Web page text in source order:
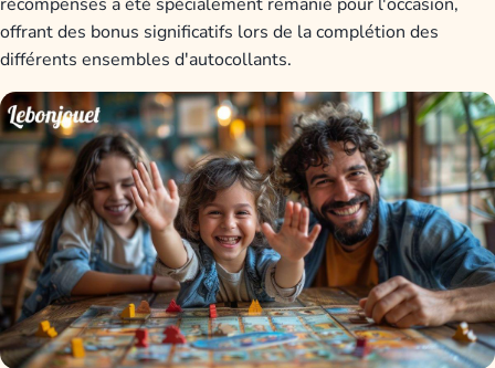
offrant des bonus significatifs lors de la complétion des
différents ensembles d'autocollants.